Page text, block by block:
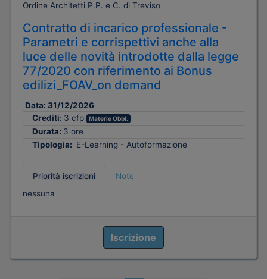
Ordine Architetti P.P. e C. di Treviso
Contratto di incarico professionale -
Parametri e corrispettivi anche alla
luce delle novità introdotte dalla legge
77/2020 con riferimento ai Bonus
edilizi_FOAV_on demand
Data: 31/12/2026
Crediti: 3 cfp Materie Obbl.
Durata: 3 ore
Tipologia: E-Learning - Autoformazione
Priorità iscrizioni
Note
nessuna
Iscrizione